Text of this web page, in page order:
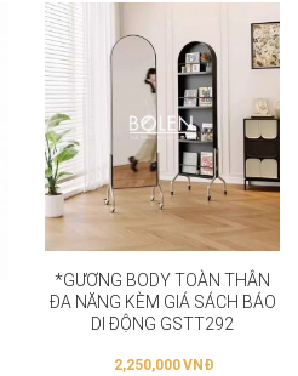
*GƯƠNG BODY TOÀN THÂN
ĐA NĂNG KÈM GIÁ SÁCH BÁO
DI ĐỘNG GSTT292
2,250,000VNĐ